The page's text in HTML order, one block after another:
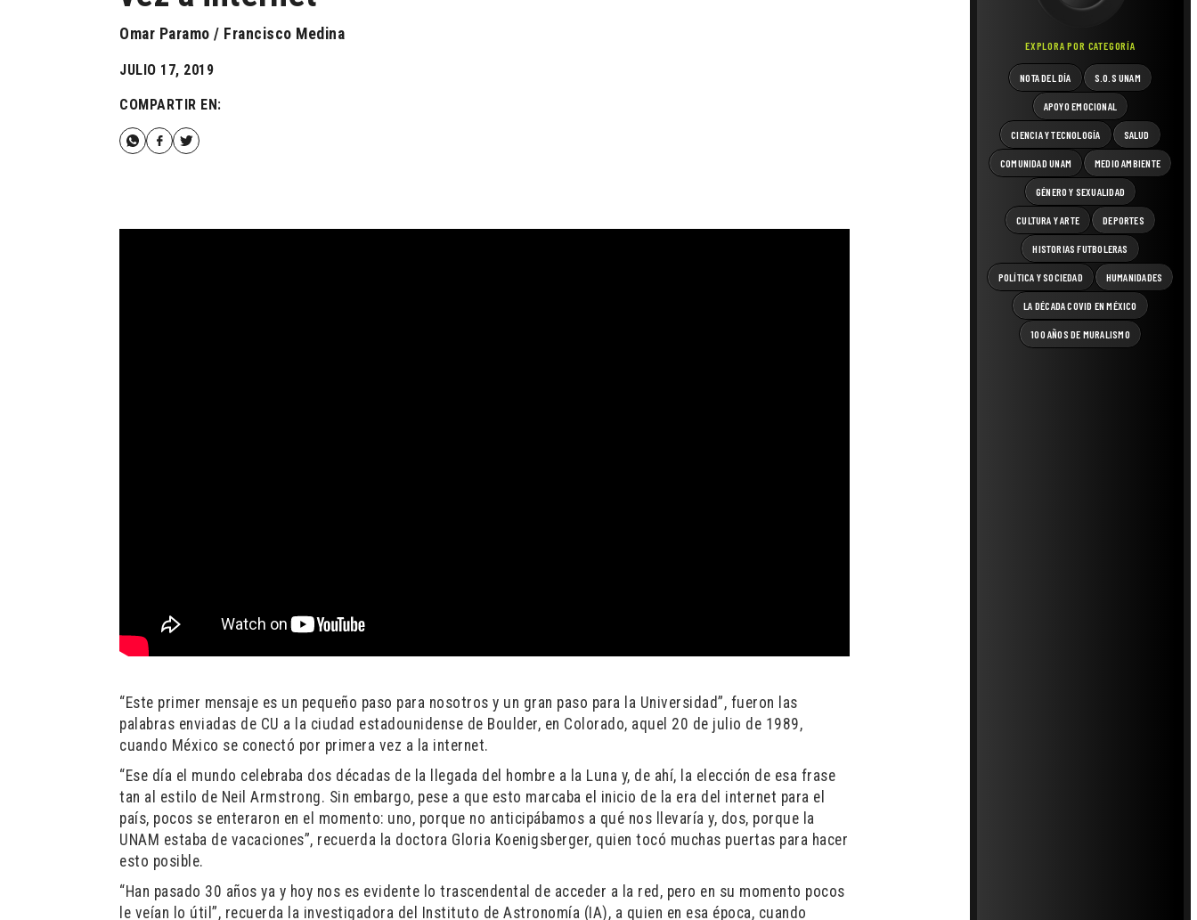
EXPLORA POR CATEGORÍA
NOTA DEL DÍA S.O.S UNAM
APOYO EMOCIONAL
CIENCIA Y TECNOLOGÍA SALUD
COMUNIDAD UNAM MEDIO AMBIENTE
GÉNERO Y SEXUALIDAD
CULTURA Y ARTE DEPORTES
HISTORIAS FUTBOLERAS
POLÍTICA Y SOCIEDAD HUMANIDADES
LA DÉCADA COVID EN MÉXICO
100 AÑOS DE MURALISMO
Omar Paramo / Francisco Medina
JULIO 17, 2019
COMPARTIR EN:
“Este primer mensaje es un pequeño paso para nosotros y un gran paso para la Universidad”, fueron las
palabras enviadas de CU a la ciudad estadounidense de Boulder, en Colorado, aquel 20 de julio de 1989,
cuando México se conectó por primera vez a la internet.
“Ese día el mundo celebraba dos décadas de la llegada del hombre a la Luna y, de ahí, la elección de esa frase
tan al estilo de Neil Armstrong. Sin embargo, pese a que esto marcaba el inicio de la era del internet para el
país, pocos se enteraron en el momento: uno, porque no anticipábamos a qué nos llevaría y, dos, porque la
UNAM estaba de vacaciones”, recuerda la doctora Gloria Koenigsberger, quien tocó muchas puertas para hacer
esto posible.
“Han pasado 30 años ya y hoy nos es evidente lo trascendental de acceder a la red, pero en su momento pocos
le veían lo útil”, recuerda la investigadora del Instituto de Astronomía (IA), a quien en esa época, cuando